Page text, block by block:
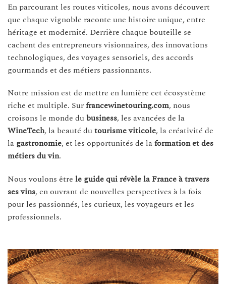
En parcourant les routes viticoles, nous avons découvert
que chaque vignoble raconte une histoire unique, entre
héritage et modernité. Derrière chaque bouteille se
cachent des entrepreneurs visionnaires, des innovations
technologiques, des voyages sensoriels, des accords
gourmands et des métiers passionnants.
Notre mission est de mettre en lumière cet écosystème
riche et multiple. Surfrancewinetouring.com, nous
croisons le monde dubusiness, les avancées de la
WineTech, la beauté dutourisme viticole, la créativité de
la gastronomie, et les opportunités de laformation et des
métiers du vin.
Nous voulons être le guide qui révèle la France à travers
ses vins, en ouvrant de nouvelles perspectives à la fois
pour les passionnés, les curieux, les voyageurs et les
professionnels.